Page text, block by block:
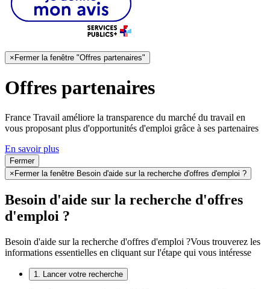
× Fermer la fenêtre "Offres partenaires"
Offres partenaires
France Travail améliore la transparence du marché du travail en
vous proposant plus d'opportunités d'emploi grâce à ses partenaires
En savoir plus
Fermer
× Fermer la fenêtre Besoin d'aide sur la recherche d'offres d'emploi ?
Besoin d'aide sur la recherche d'offres
d'emploi ?
Besoin d'aide sur la recherche d'offres d'emploi ?Vous trouverez les
informations essentielles en cliquant sur l'étape qui vous intéresse
1. Lancer votre recherche